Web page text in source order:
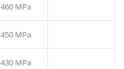
460 MPa
450 MPa
430 MPa